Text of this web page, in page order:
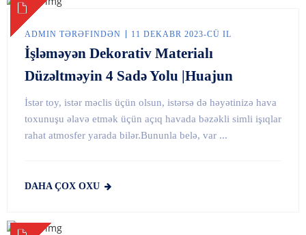
ADMIN TƏRƏFINDƏN 11 DEKABR 2023-CÜ IL
İşləməyən Dekorativ Materialı
Düzəltməyin 4 Sadə Yolu |Huajun
İstər toy, istər məclis üçün olsun, istərsə də həyətinizə hava
toxunuşu əlavə etmək üçün açıq havada bəzəkli simli işıqlar
rahat atmosfer yarada bilər.Bununla belə, var ...
DAHA ÇOX OXU